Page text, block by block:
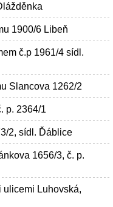
1900/6 Libeň
č.p 1961/4 sídl.
Slancova 1262/2
p. 2364/1
2, sídl. Ďáblice
1656/3, č. p.
ulicemi Luhovská,